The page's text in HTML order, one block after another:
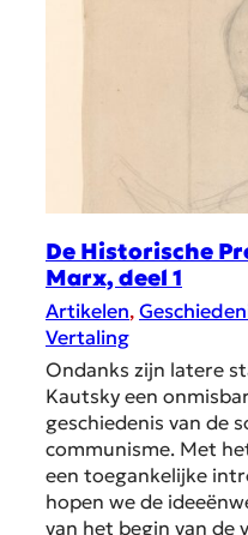
De Historische
Marx, deel 1
Artikelen,
Vertaling
Ondanks zijn latere
Kautsky een
geschiedenis van de
communisme. Met
een toegankelijke
hopen we de
van het begin van de